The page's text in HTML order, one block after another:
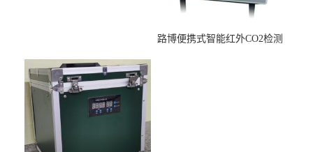
路博便携式智能红外CO2检测